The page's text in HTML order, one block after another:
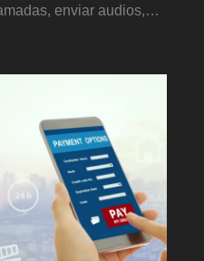
enviar audios,…